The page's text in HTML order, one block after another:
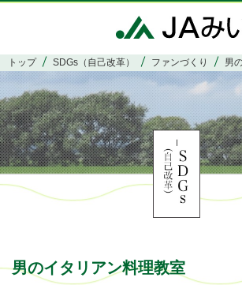
トップ SDGs（自己改革） ファンづくり 男
男のイタリアン料理教室